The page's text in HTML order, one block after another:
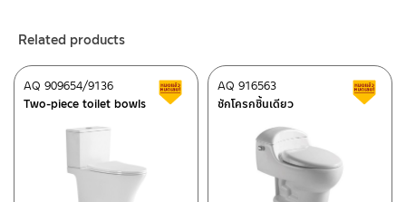
After Sales Service Center – Bangkok
– Shopee
–Lazada
ติดต่อพนักงานขาย / Contact Sales Staff
@charnpaiboon.sales
Related products
Two-piece toilet bowls
AQ 909654/9136 Clearance sale
ชักโครกชิ้นเดียว
AQ 916563